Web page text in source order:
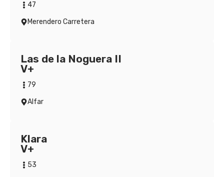
47
Merendero Carretera
Las de la Noguera II
V+
79
Alfar
Klara
V+
53